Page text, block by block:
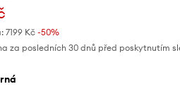
7199 Kč-50%
za posledních 30 dnů před poskytnutím